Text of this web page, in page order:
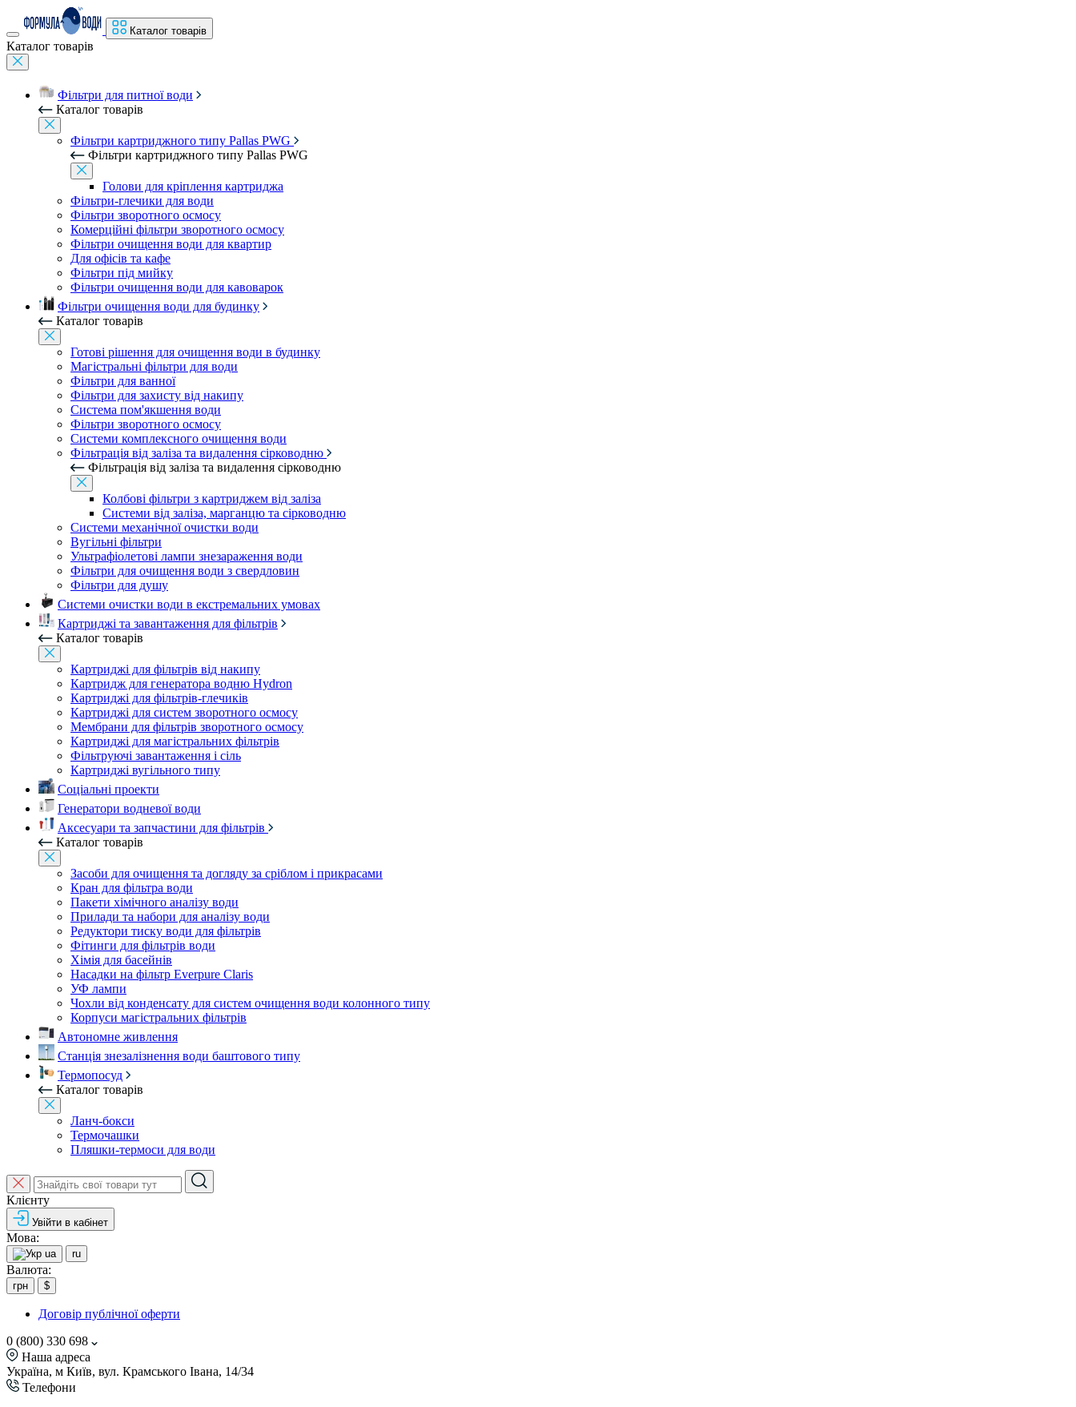
Каталог товарів
Каталог товарів
Фільтри для питної води
Каталог товарів
Фільтри картриджного типу Pallas PWG
Фільтри картриджного типу Pallas PWG
Голови для кріплення картриджа
Фільтри-глечики для води
Фільтри зворотного осмосу
Комерційні фільтри зворотного осмосу
Фільтри очищення води для квартир
Для офісів та кафе
Фільтри під мийку
Фільтри очищення води для кавоварок
Фільтри очищення води для будинку
Каталог товарів
Готові рішення для очищення води в будинку
Магістральні фільтри для води
Фільтри для ванної
Фільтри для захисту від накипу
Система пом'якшення води
Фільтри зворотного осмосу
Системи комплексного очищення води
Фільтрація від заліза та видалення сірководню
Фільтрація від заліза та видалення сірководню
Колбові фільтри з картриджем від заліза
Системи від заліза, марганцю та сірководню
Системи механічної очистки води
Вугільні фільтри
Ультрафіолетові лампи знезараження води
Фільтри для очищення води з свердловин
Фільтри для душу
Системи очистки води в екстремальних умовах
Картриджі та завантаження для фільтрів
Каталог товарів
Картриджі для фільтрів від накипу
Картридж для генератора водню Hydron
Картриджі для фільтрів-глечиків
Картриджі для систем зворотного осмосу
Мембрани для фільтрів зворотного осмосу
Картриджі для магістральних фільтрів
Фільтруючі завантаження і сіль
Картриджі вугільного типу
Соціальні проекти
Генератори водневої води
Аксесуари та запчастини для фільтрів
Каталог товарів
Засоби для очищення та догляду за сріблом і прикрасами
Кран для фільтра води
Пакети хімічного аналізу води
Прилади та набори для аналізу води
Редуктори тиску води для фільтрів
Фітинги для фільтрів води
Хімія для басейнів
Насадки на фільтр Everpure Claris
УФ лампи
Чохли від конденсату для систем очищення води колонного типу
Корпуси магістральних фільтрів
Автономне живлення
Станція знезалізнення води баштового типу
Термопосуд
Каталог товарів
Ланч-бокси
Термочашки
Пляшки-термоси для води
Клієнту
Увійти в кабінет
Мова:
ua ru
Валюта:
грн $
Договір публічної оферти
0 (800) 330 698
Наша адреса
Україна, м Київ, вул. Крамського Івана, 14/34
Телефони